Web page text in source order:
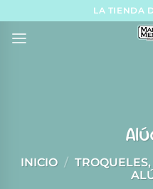
to
content
LA TIENDA
INICIO /